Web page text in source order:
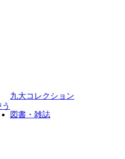
九大コレクション
図書・雑誌